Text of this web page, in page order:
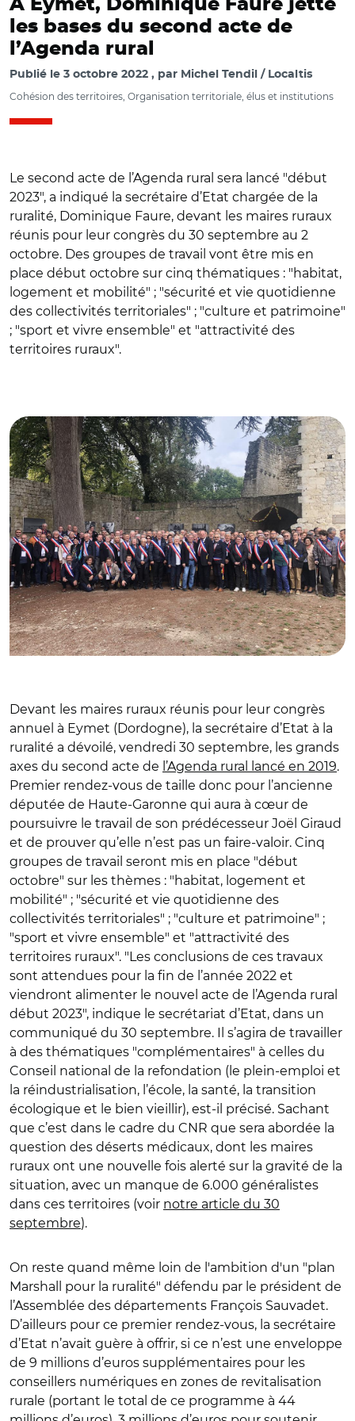
A Eymet, Dominique Faure jette
les bases du second acte de
l’Agenda rural
Publié le 3 octobre 2022 par Michel Tendil / Localtis
Cohésion des territoires, Organisation territoriale, élus et institutions
Le second acte de l’Agenda rural sera lancé "début
2023", a indiqué la secrétaire d’Etat chargée de la
ruralité, Dominique Faure, devant les maires ruraux
réunis pour leur congrès du 30 septembre au 2
octobre. Des groupes de travail vont être mis en
place début octobre sur cinq thématiques : "habitat,
logement et mobilité" ; "sécurité et vie quotidienne
des collectivités territoriales" ; "culture et patrimoine"
; "sport et vivre ensemble" et "attractivité des
territoires ruraux".
Devant les maires ruraux réunis pour leur congrès
annuel à Eymet (Dordogne), la secrétaire d’Etat à la
ruralité a dévoilé, vendredi 30 septembre, les grands
axes du second acte de l’Agenda rural lancé en 2019.
Premier rendez-vous de taille donc pour l’ancienne
députée de Haute-Garonne qui aura à cœur de
poursuivre le travail de son prédécesseur Joël Giraud
et de prouver qu’elle n’est pas un faire-valoir. Cinq
groupes de travail seront mis en place "début
octobre" sur les thèmes : "habitat, logement et
mobilité" ; "sécurité et vie quotidienne des
collectivités territoriales" ; "culture et patrimoine" ;
"sport et vivre ensemble" et "attractivité des
territoires ruraux". "Les conclusions de ces travaux
sont attendues pour la fin de l’année 2022 et
viendront alimenter le nouvel acte de l’Agenda rural
début 2023", indique le secrétariat d’Etat, dans un
communiqué du 30 septembre. Il s’agira de travailler
à des thématiques "complémentaires" à celles du
Conseil national de la refondation (le plein-emploi et
la réindustrialisation, l’école, la santé, la transition
écologique et le bien vieillir), est-il précisé. Sachant
que c’est dans le cadre du CNR que sera abordée la
question des déserts médicaux, dont les maires
ruraux ont une nouvelle fois alerté sur la gravité de la
situation, avec un manque de 6.000 généralistes
dans ces territoires (voir notre article du 30
septembre).
On reste quand même loin de l'ambition d'un "plan
Marshall pour la ruralité" défendu par le président de
l’Assemblée des départements François Sauvadet.
D’ailleurs pour ce premier rendez-vous, la secrétaire
d’Etat n’avait guère à offrir, si ce n’est une enveloppe
de 9 millions d’euros supplémentaires pour les
conseillers numériques en zones de revitalisation
rurale (portant le total de ce programme à 44